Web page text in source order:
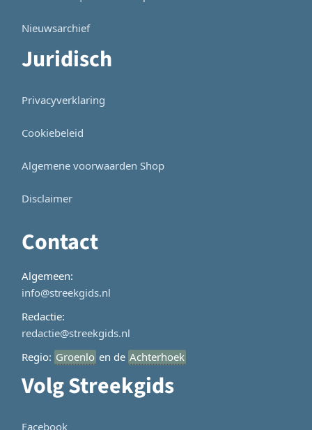
Nieuwsarchief
Juridisch
Privacyverklaring
Cookiebeleid
Algemene voorwaarden Shop
Disclaimer
Contact
Algemeen:
info@streekgids.nl
Redactie:
redactie@streekgids.nl
Regio: Groenlo en de Achterhoek
Volg Streekgids
Facebook